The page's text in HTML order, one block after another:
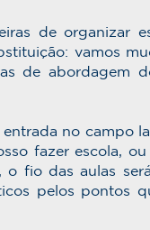
de organizar
vamos
de abordagem
no campo
fazer escola,
fio das aulas
pelos pontos